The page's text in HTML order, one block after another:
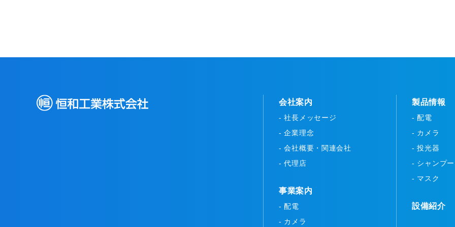
会社案内
- 社長メッセージ
- 企業理念
- 会社概要・関連会社
- 代理店
事業案内
- 配電
- カメラ
製品情報
- 配電
- カメラ
- 投光器
- シャンプ
- マスク
設備紹介